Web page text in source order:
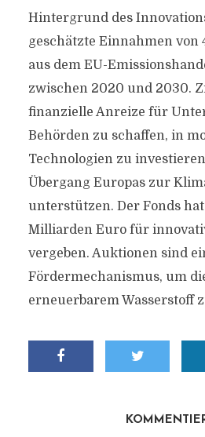
Hintergrund des
geschätzte Einnahmen
aus dem EU-
zwischen 2020 und 2030.
finanzielle Anreize für
Behörden zu schaffen, in
Technologien zu
Übergang Europas zur
unterstützen. Der Fonds
Milliarden Euro für
vergeben. Auktionen sind
Fördermechanismus, um
erneuerbarem Wasserstoff